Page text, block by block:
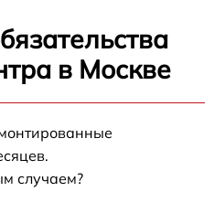
в Москве
случаем?